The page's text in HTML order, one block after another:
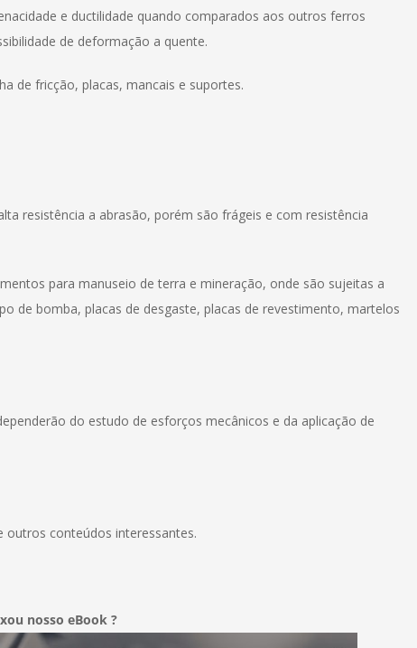
e ductilidade quando comparados aos outros ferros
de deformação a quente.
de fricção, placas, mancais e suportes.
resistência a abrasão, porém são frágeis e com resistência
para manuseio de terra e mineração, onde são sujeitas a
de bomba, placas de desgaste, placas de revestimento, martelos
do estudo de esforços mecânicos e da aplicação de
outros conteúdos interessantes.
nosso eBook ?